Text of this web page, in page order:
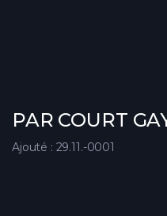
PAR COURT
Ajouté : 29.11.-0001